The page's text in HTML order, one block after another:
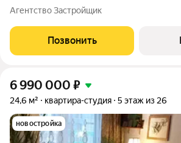
апартамент возможно в ипотеку, в
лет. Комплекс апартаментов "WINGS"
улица Крыленко,
Агентство Застройщик
Позвонить
6 990 000 ₽
24,6 м² квартира-студия 5 этаж из 26
новостройка